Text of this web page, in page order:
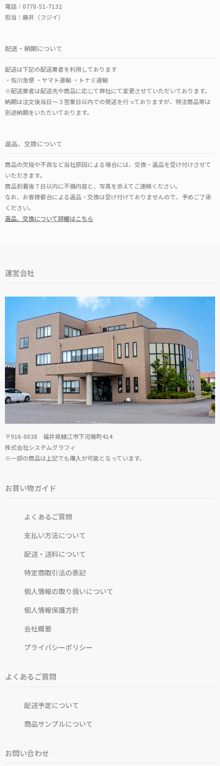
電話：0778-51-7132
担当：藤井（フジイ）
配送・納期について
配送は下記の配送業者を利用しております
・佐川急便 ・ヤマト運輸 ・トナミ運輸
※配送業者は配送先や商品に応じて弊社にて変更させていただいております。
納期は注文後当日～３営業日以内での発送を行っておりますが、特注商品等は
別途納期をいただいております。
返品、交換について
商品の欠陥や不良など当社原因による場合には、交換・返品を受け付けさせて
いただきます。
商品到着後７日以内に不備内容と、写真を添えてご連絡ください。
なお、お客様都合による返品・交換は受け付けておりませんので、予めご了承
ください。
返品、交換について詳細はこちら
運営会社
〒916-0038 福井県鯖江市下河端町414
株式会社システムグラフィ
※一部の商品は上記でも購入が可能となっています。
お買い物ガイド
よくあるご質問
支払い方法について
配送・送料について
特定商取引法の表記
個人情報の取り扱いについて
個人情報保護方針
会社概要
プライバシーポリシー
よくあるご質問
配送予定について
商品サンプルについて
お問い合わせ